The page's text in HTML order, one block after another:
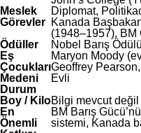
Meslek
Diplomat,
Görevler Kanada
(1948–1957), BM
Ödüller
Nobel Barış
Eş
Maryon Moody
ÇocuklarıGeoffrey
Medeni
Durum
Evli
Boy / KiloBilgi mevcut değil
En
Önemli
BM Barış
sistemi, Kanada